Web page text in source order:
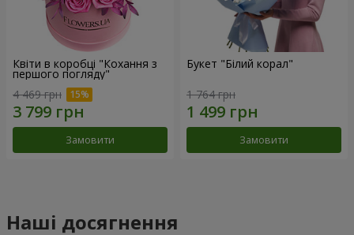
Квіти в коробці "Кохання з
першого погляду"
4 469 грн
Замовити
Букет "Білий корал"
1 764 грн
Замовити
Наші досягнення